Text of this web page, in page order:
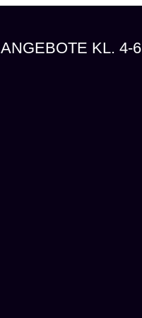
ANGEBOTE KL. 4-6